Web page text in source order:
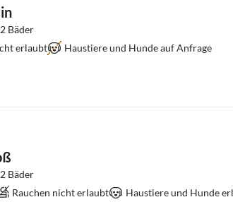
Bäder
erlaubt Haustiere und Hunde auf Anfrage
Bäder
Rauchen nicht erlaubt Haustiere und Hunde